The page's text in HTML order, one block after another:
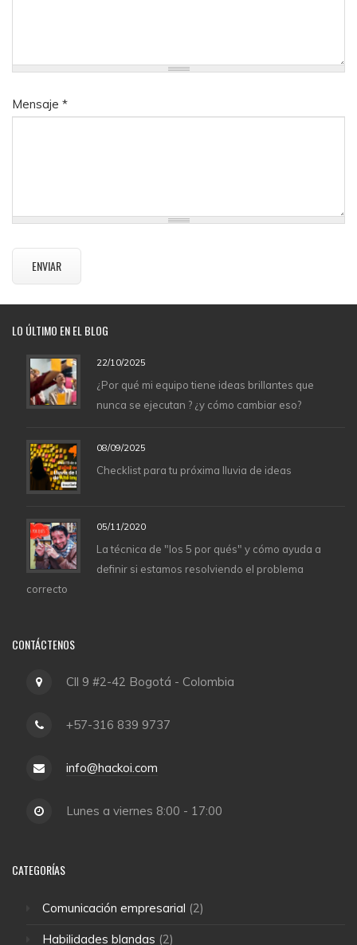
Mensaje *
LO ÚLTIMO EN EL BLOG
22/10/2025
¿Por qué mi equipo tiene ideas brillantes que
nunca se ejecutan ? ¿y cómo cambiar eso?
08/09/2025
Checklist para tu próxima lluvia de ideas
05/11/2020
La técnica de "los 5 por qués" y cómo ayuda a
definir si estamos resolviendo el problema
correcto
CONTÁCTENOS
Cll 9 #2-42 Bogotá - Colombia
+57-316 839 9737
info@hackoi.com
Lunes a viernes 8:00 - 17:00
CATEGORÍAS
Comunicación empresarial (2)
Habilidades blandas (2)